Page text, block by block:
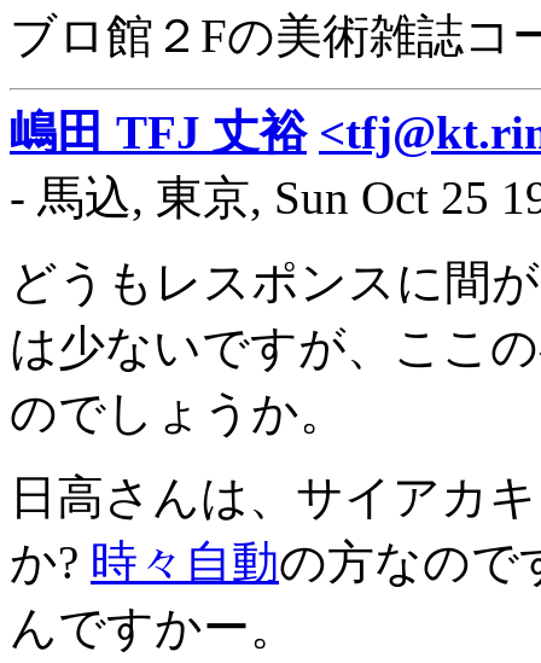
ブロ館２Fの美術雑誌コ
嶋田 TFJ 丈裕
- 馬込, 東京, Sun Oct 25
どうもレスポンスに間
は少ないですが、ここ
のでしょうか。
日高さんは、サイアカ
か? 時々自動の方なので
んですかー。